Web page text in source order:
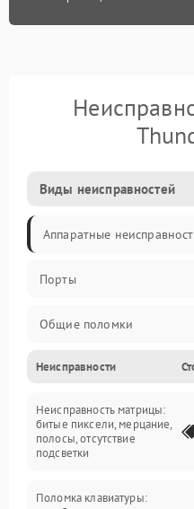
Виды неисправностей
Аппаратные
Порты
Общие поломки
Устройства
Программные ошибки
Электрические и
Интерфейсные проблемы
Неисправности
Неисправность матрицы:
битые пиксели, мерцание,
полосы, отсутствие
подсветки
Поломка клавиатуры: